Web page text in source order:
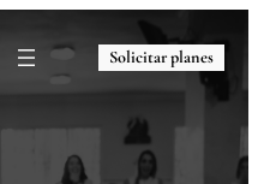
Solicitar planes